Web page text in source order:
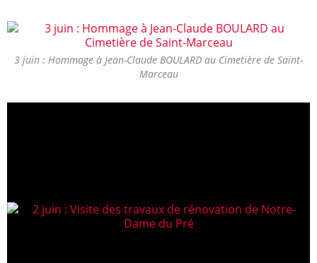
3 juin : Hommage à Jean-Claude BOULARD au Cimetière de Saint-
Marceau